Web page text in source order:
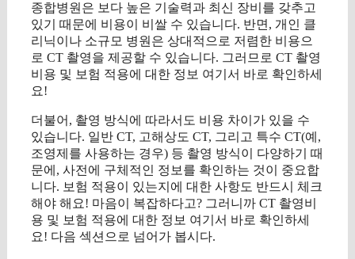
종합병원은 보다 높은 기술력과 최신 장비를 갖추고
있기 때문에 비용이 비쌀 수 있습니다. 반면, 개인 클
리닉이나 소규모 병원은 상대적으로 저렴한 비용으
로 CT 촬영을 제공할 수 있습니다. 그러므로 CT 촬영
비용 및 보험 적용에 대한 정보 여기서 바로 확인하세
요!
더불어, 촬영 방식에 따라서도 비용 차이가 있을 수
있습니다. 일반 CT, 고해상도 CT, 그리고 특수 CT(예,
조영제를 사용하는 경우) 등 촬영 방식이 다양하기 때
문에, 사전에 구체적인 정보를 확인하는 것이 중요합
니다. 보험 적용이 있는지에 대한 사항도 반드시 체크
해야 해요! 마음이 복잡하다고? 그러니까 CT 촬영비
용 및 보험 적용에 대한 정보 여기서 바로 확인하세
요! 다음 섹션으로 넘어가 봅시다.